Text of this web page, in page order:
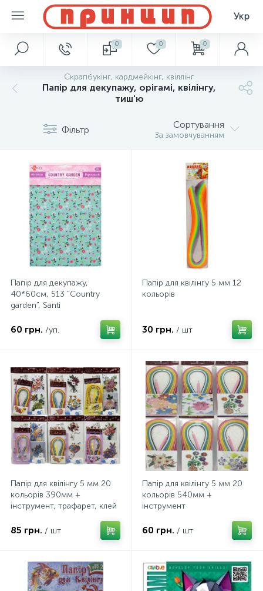
Укр
0 0 0
Скрапбукінг, кардмейкінг, квіллінг
Папір для декупажу, орігамі, квілінгу,
тиш'ю
Фільтр Сортування
За замовчуванням
Папір для декупажу,
40*60см, 513 "Country
garden", Santi
60 грн. /уп.
Папір для квілінгу 5 мм 12
кольорів
30 грн. / шт
Папір для квілінгу 5 мм 20
кольорів 390мм +
інструмент, трафарет, клей
85 грн. / шт
Папір для квілінгу 5 мм 20
кольорів 540мм +
інструмент
60 грн. / шт